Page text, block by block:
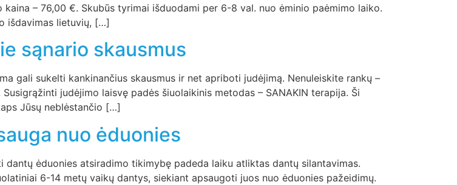
– 76,00 €. Skubūs tyrimai išduodami per 6-8 val. nuo ėminio paėmimo laiko.
išdavimas lietuvių, […]
sąnario skausmus
gali sukelti kankinančius skausmus ir net apriboti judėjimą. Nenuleiskite rankų –
judėjimo laisvę padės šiuolaikinis metodas – SANAKIN terapija. Ši
Jūsų neblėstančio […]
nuo ėduonies
ėduonies atsiradimo tikimybę padeda laiku atliktas dantų silantavimas.
6-14 metų vaikų dantys, siekiant apsaugoti juos nuo ėduonies pažeidimų.